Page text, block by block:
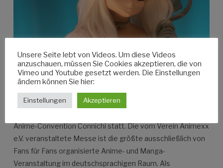
artort.tv Filmtribute to Connichi
Anime-Convention Connichi statt. Die vom Verein Animexx
e.V. veranstaltete Messe ist die größte ausschließlich von
Fans für Fans organisierte Anime- und Manga-
Veranstaltung im deutschsprachigen Raum. Als
Unsere Seite lebt von Videos. Um diese Videos
anzuschauen, müssen Sie Cookies akzeptieren, die von
Vimeo und Youtube gesetzt werden. Die Einstellungen
ändern können Sie hier:
Einstellungen Akzeptieren